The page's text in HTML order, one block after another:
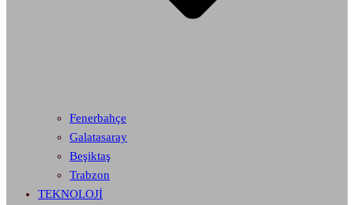
Fenerbahçe
Galatasaray
Beşiktaş
Trabzon
TEKNOLOJİ